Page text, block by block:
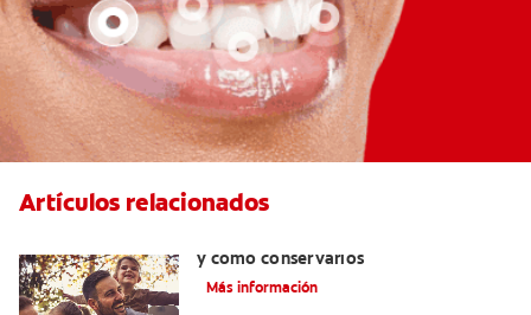
Artículos relacionados
y cómo conservarlos
Más información